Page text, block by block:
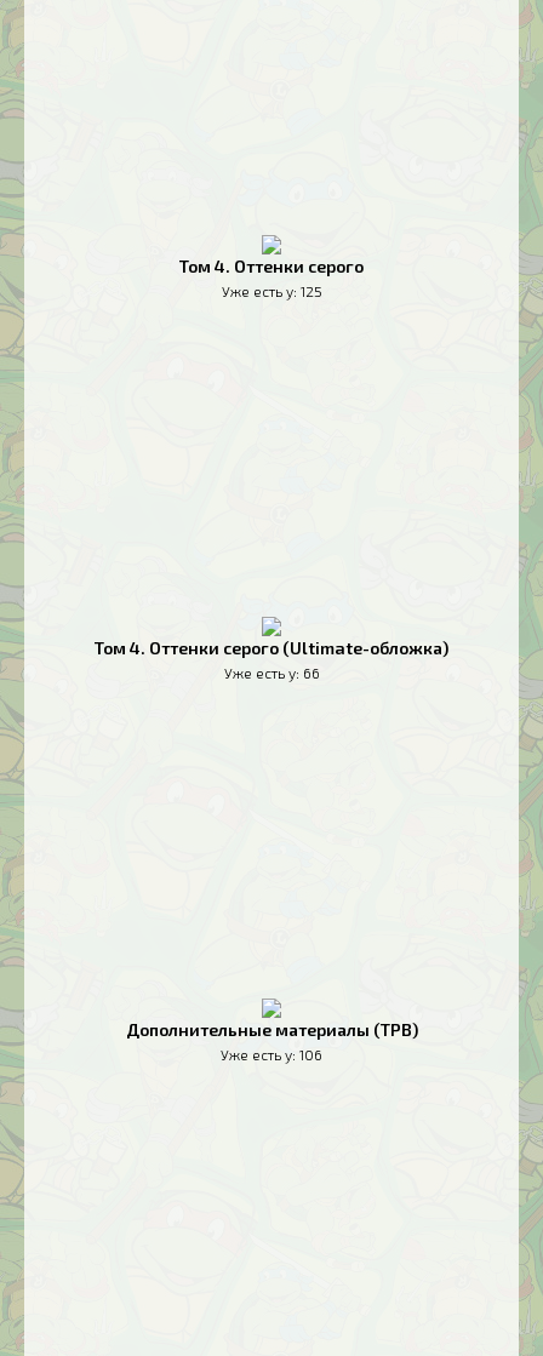
Том 4. Оттенки серого
Уже есть у: 125
Том 4. Оттенки серого (Ultimate-обложка)
Уже есть у: 66
Дополнительные материалы (TPB)
Уже есть у: 106